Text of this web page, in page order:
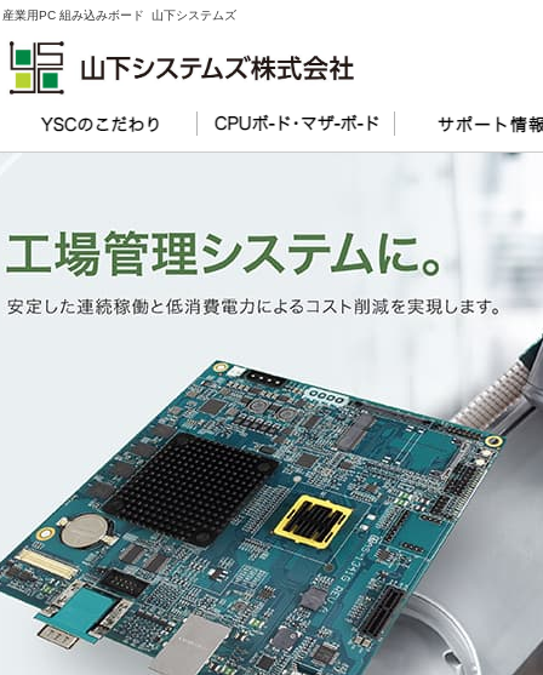
産業用PC 組み込みボード 山下システムズ